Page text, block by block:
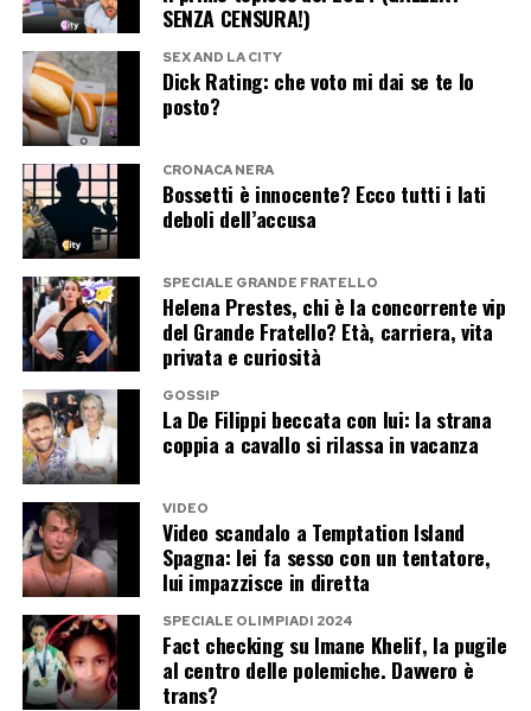
cambiarti come coppia puoi andare avanti»,
aveva raccontato. Poi la frase che fotografa il
punto a cui sono arrivati: «Se cresci nella stessa
direzione il rapporto diventa indissolubile, ormai
credo che non ci perderemo più».
Quel “casetta” che resiste da 25
anni
In mezzo a un matrimonio lungo, quattro figli,
carriere, problemi di salute, polemiche e
amicizie finite male, resta quella parola
pronunciata all’inizio di tutto.
“Casetta”.
Forse è per questo che Paola Perego continua a
usarla ancora oggi. Non come soprannome
lezioso, ma come il ricordo esatto del momento
in cui, nel pieno della paura, qualcuno le fece
capire che non doveva affrontarla da sola.
SENZA CENSURA!)
SEX AND LA CITY
Dick Rating: che voto mi dai se te lo
posto?
CRONACA NERA
Bossetti è innocente? Ecco tutti i lati
deboli dell’accusa
SPECIALE GRANDE FRATELLO
Helena Prestes, chi è la concorrente vip
del Grande Fratello? Età, carriera, vita
privata e curiosità
GOSSIP
La De Filippi beccata con lui: la strana
coppia a cavallo si rilassa in vacanza
VIDEO
Video scandalo a Temptation Island
Spagna: lei fa sesso con un tentatore,
lui impazzisce in diretta
SPECIALE OLIMPIADI 2024
Fact checking su Imane Khelif, la pugile
al centro delle polemiche. Davvero è
trans?